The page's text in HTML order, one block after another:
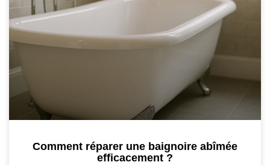
Comment réparer une baignoire abîmée
efficacement ?